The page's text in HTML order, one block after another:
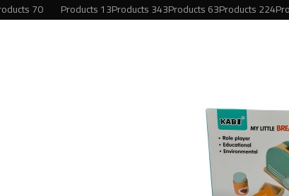
224 Products
63 Products
343 Products
13 Products
70 Products